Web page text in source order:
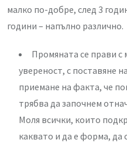
малко по-добре, след 3
години – напълно различно.
Промяната се прави с
увереност, с поставяне
приемане на факта, че
трябва да започнем
Моля всички, които
каквато и да е форма, да